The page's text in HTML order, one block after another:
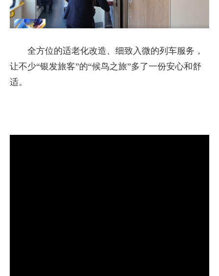
全方位的适老化改造、细致入微的列车服务，
让不少“银发旅客”的“候鸟之旅”多了一份安心和舒
适。